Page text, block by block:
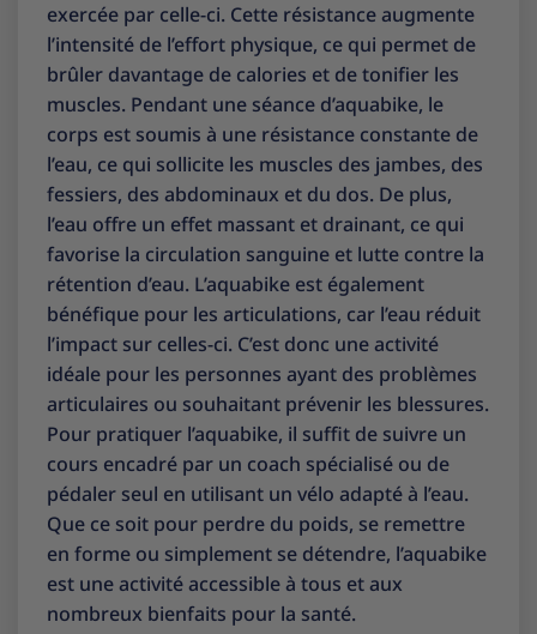
exercée par celle-ci. Cette résistance augmente
l’intensité de l’effort physique, ce qui permet de
brûler davantage de calories et de tonifier les
muscles. Pendant une séance d’aquabike, le
corps est soumis à une résistance constante de
l’eau, ce qui sollicite les muscles des jambes, des
fessiers, des abdominaux et du dos. De plus,
l’eau offre un effet massant et drainant, ce qui
favorise la circulation sanguine et lutte contre la
rétention d’eau. L’aquabike est également
bénéfique pour les articulations, car l’eau réduit
l’impact sur celles-ci. C’est donc une activité
idéale pour les personnes ayant des problèmes
articulaires ou souhaitant prévenir les blessures.
Pour pratiquer l’aquabike, il suffit de suivre un
cours encadré par un coach spécialisé ou de
pédaler seul en utilisant un vélo adapté à l’eau.
Que ce soit pour perdre du poids, se remettre
en forme ou simplement se détendre, l’aquabike
est une activité accessible à tous et aux
nombreux bienfaits pour la santé.